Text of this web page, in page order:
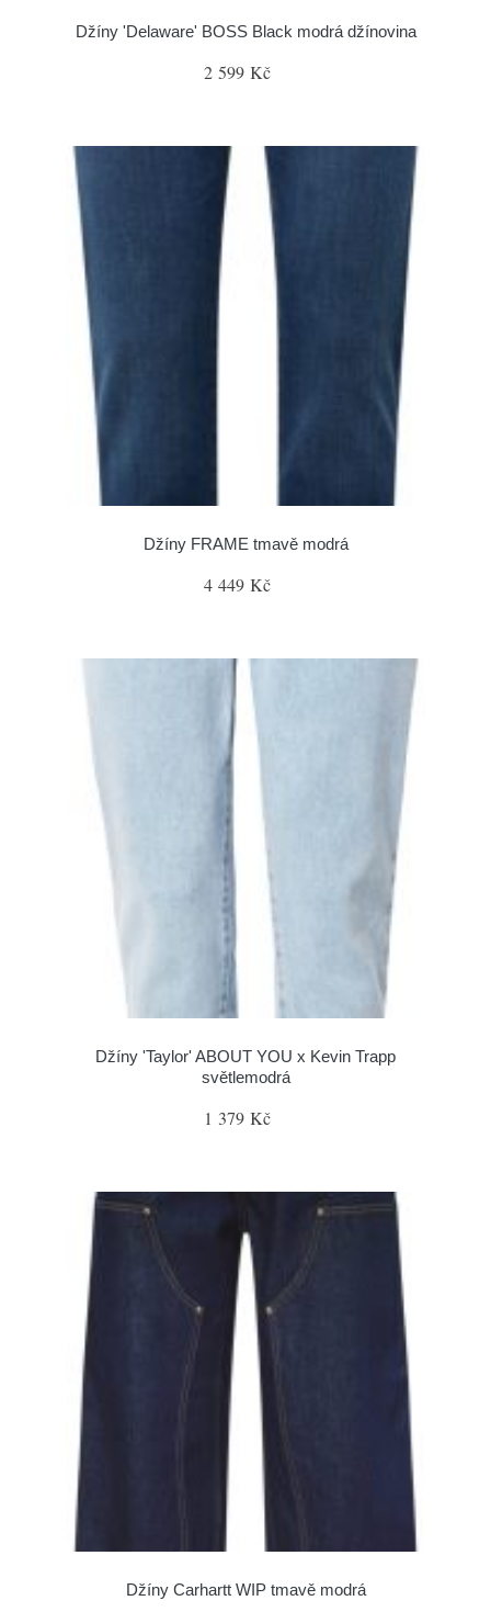
Džíny 'Delaware' BOSS Black modrá džínovina
2 599 Kč
Džíny FRAME tmavě modrá
4 449 Kč
Džíny 'Taylor' ABOUT YOU x Kevin Trapp
světlemodrá
1 379 Kč
Džíny Carhartt WIP tmavě modrá